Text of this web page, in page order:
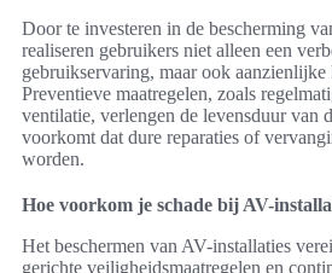
Door te investeren in de bescherming
realiseren gebruikers niet alleen een
gebruikservaring, maar ook aanzienlijke
Preventieve maatregelen, zoals
ventilatie, verlengen de levensduur van
voorkomt dat dure reparaties of
worden.
Hoe voorkom je schade bij AV-
Het beschermen van AV-installaties
gerichte veiligheidsmaatregelen en